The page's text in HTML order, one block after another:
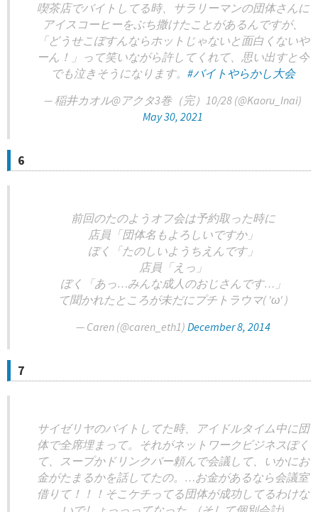
喫茶店でバイトしてる時、サラリーマンの団体さんに
アイスコーヒーをぶち撒けたことがあるんですが、
「どうせこぼすんならホットじゃないと面白くないや
ーん！」って笑いながら許してくれて、思い出すと今
でも泣きそうになります。 #バイトやらかし大会
— 稲井カオル@アクタ3巻（完）10/28 (@Kaoru_Inai)
May 30, 2021
6
前回のたのようオフ会は予約取った時に
店員「団体名もよろしいですか」
ぼく「たのしいようちえんです」
店員「えっ」
ぼく「あっ…みんな成人のおじさんです…」
て聞かれたところが未だにプチトラウマ( 'ω' )
— Caren (@caren_eth1) December 8, 2014
7
サイゼリヤのバイトしてた時、アイドルタイム中に団
体で全席埋まって。それがネットワークビジネスぽく
て、スープかドリンクバー頼んで会議して、いかにお
金がたまるかを話してたの。…お金があるなら会議室
借りて！！！そこケチってる団体が成功してるわけな